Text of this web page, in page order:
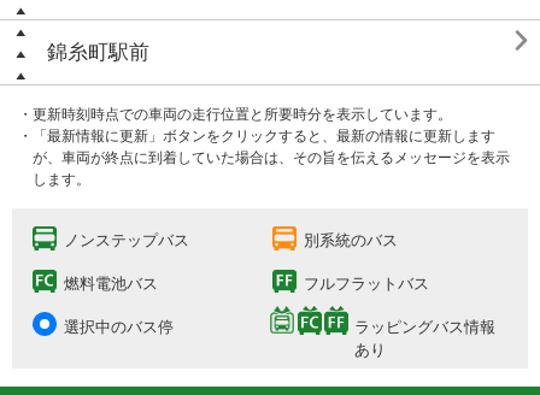
錦糸町駅前 
・更新時刻時点での車両の走行位置と所要時分を表示しています。
・「最新情報に更新」ボタンをクリックすると、最新の情報に更新します
が、車両が終点に到着していた場合は、その旨を伝えるメッセージを表示
します。
ノンステップバス 別系統のバス
燃料電池バス フルフラットバス
選択中のバス停
ラッピングバス情報
あり